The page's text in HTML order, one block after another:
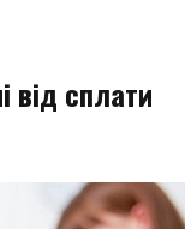
від сплати